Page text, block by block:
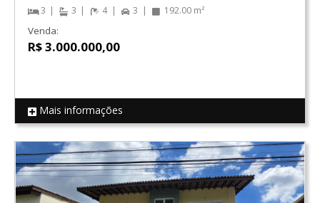
REF 19073
3 3 4 3 192.00 m²
Venda:
R$ 3.000.000,00
Mais informações